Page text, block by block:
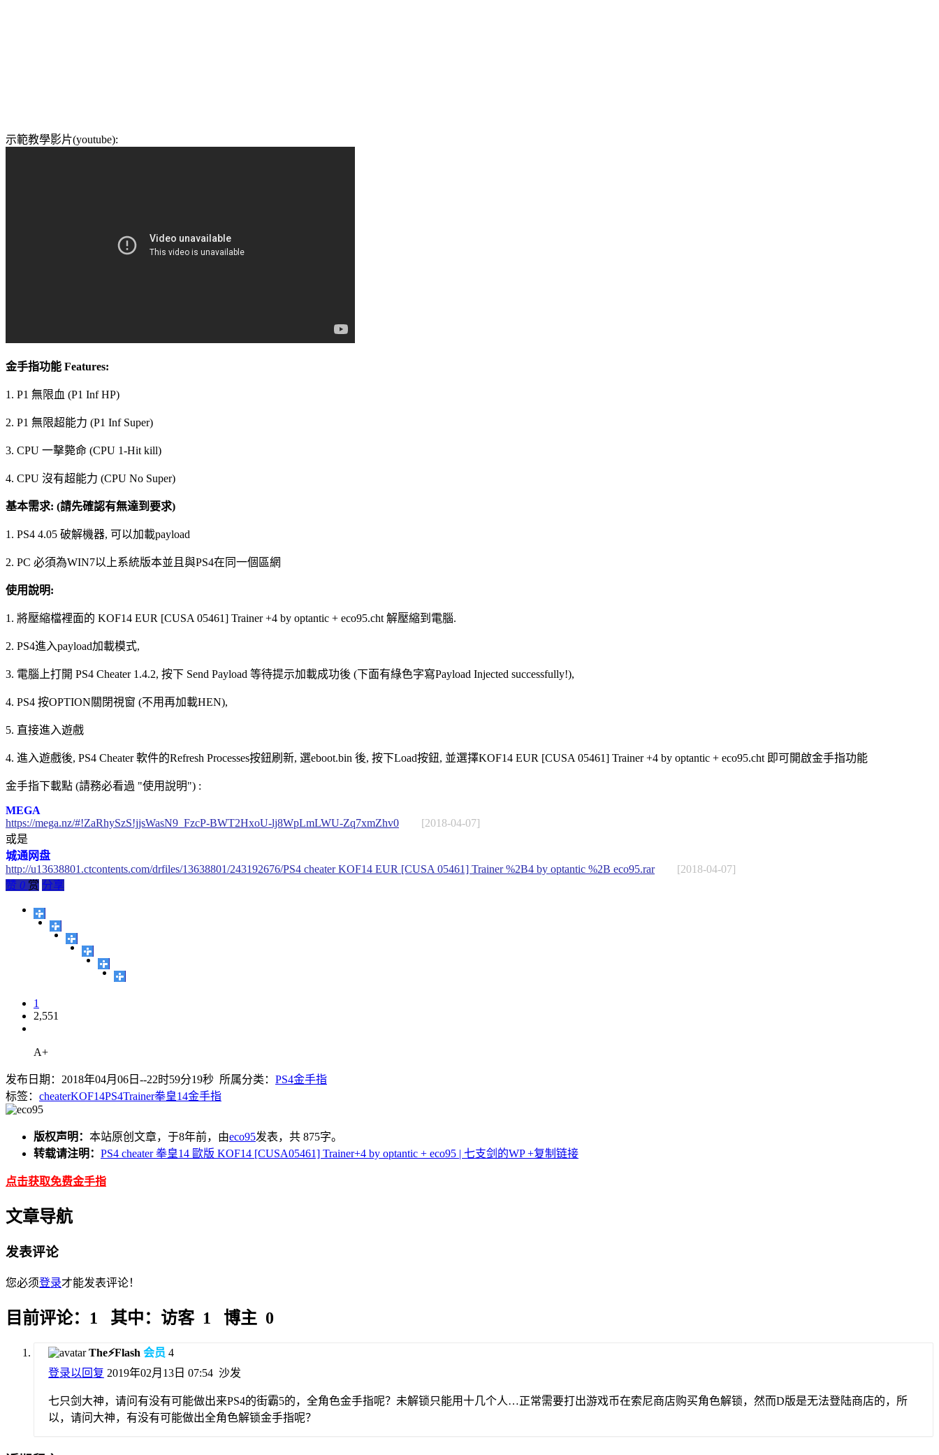
示範教學影片(youtube):
金手指功能 Features:
1. P1 無限血 (P1 Inf HP)
2. P1 無限超能力 (P1 Inf Super)
3. CPU 一擊斃命 (CPU 1-Hit kill)
4. CPU 沒有超能力 (CPU No Super)
基本需求: (請先確認有無達到要求)
1. PS4 4.05 破解機器, 可以加載payload
2. PC 必須為WIN7以上系統版本並且與PS4在同一個區網
使用說明:
1. 將壓縮檔裡面的 KOF14 EUR [CUSA 05461] Trainer +4 by optantic + eco95.cht 解壓縮到電腦.
2. PS4進入payload加載模式,
3. 電腦上打開 PS4 Cheater 1.4.2, 按下 Send Payload 等待提示加載成功後 (下面有綠色字寫Payload Injected successfully!),
4. PS4 按OPTION關閉視窗 (不用再加載HEN),
5. 直接進入遊戲
4. 進入遊戲後, PS4 Cheater 軟件的Refresh Processes按鈕刷新, 選eboot.bin 後, 按下Load按鈕, 並選擇KOF14 EUR [CUSA 05461] Trainer +4 by optantic + eco95.cht 即可開啟金手指功能
金手指下載點 (請務必看過 "使用說明") :
MEGA
https://mega.nz/#!ZaRhySzS!jjsWasN9_FzcP-BWT2HxoU-lj8WpLmLWU-Zq7xmZhv0
[2018-04-07]
或是
城通网盘
http://u13638801.ctcontents.com/drfiles/13638801/243192676/PS4 cheater KOF14 EUR [CUSA 05461] Trainer %2B4 by optantic %2B eco95.rar
[2018-04-07]
赞 0 赏 分享
1
2,551
A+
发布日期：2018年04月06日--22时59分19秒 所属分类： PS4金手指
标签： cheaterKOF14PS4Trainer拳皇14金手指
版权声明： 本站原创文章，于8年前，由eco95发表，共 875字。
转载请注明： PS4 cheater 拳皇14 歐版 KOF14 [CUSA05461] Trainer+4 by optantic + eco95 | 七支剑的WP+复制链接
点击获取免费金手指
文章导航
发表评论
您必须登录才能发表评论！
目前评论：1 其中：访客 1 博主 0
The⚡Flash 会员 4
登录以回复 2019年02月13日 07:54 沙发
七只剑大神，请问有没有可能做出来PS4的街霸5的，全角色金手指呢？未解锁只能用十几个人…正常需要打出游戏币在索尼商店购买角色解锁，然而D版是无法登陆商店的，所
以，请问大神，有没有可能做出全角色解锁金手指呢？